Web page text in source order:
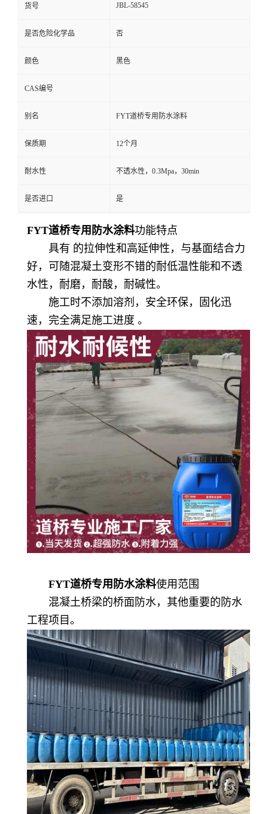
货号 JBL-58545
是否危险化学品 否
颜色 黑色
CAS编号
别名 FYT道桥专用防水涂料
保质期 12个月
耐水性 不透水性，0.3Mpa，30min
是否进口 是
FYT道桥专用防水涂料功能特点
具有 的拉伸性和高延伸性，与基面结合力
好，可随混凝土变形不错的耐低温性能和不透
水性，耐磨，耐酸，耐碱性。
施工时不添加溶剂，安全环保，固化迅
速，完全满足施工进度 。
FYT道桥专用防水涂料使用范围
混凝土桥梁的桥面防水，其他重要的防水
工程项目。